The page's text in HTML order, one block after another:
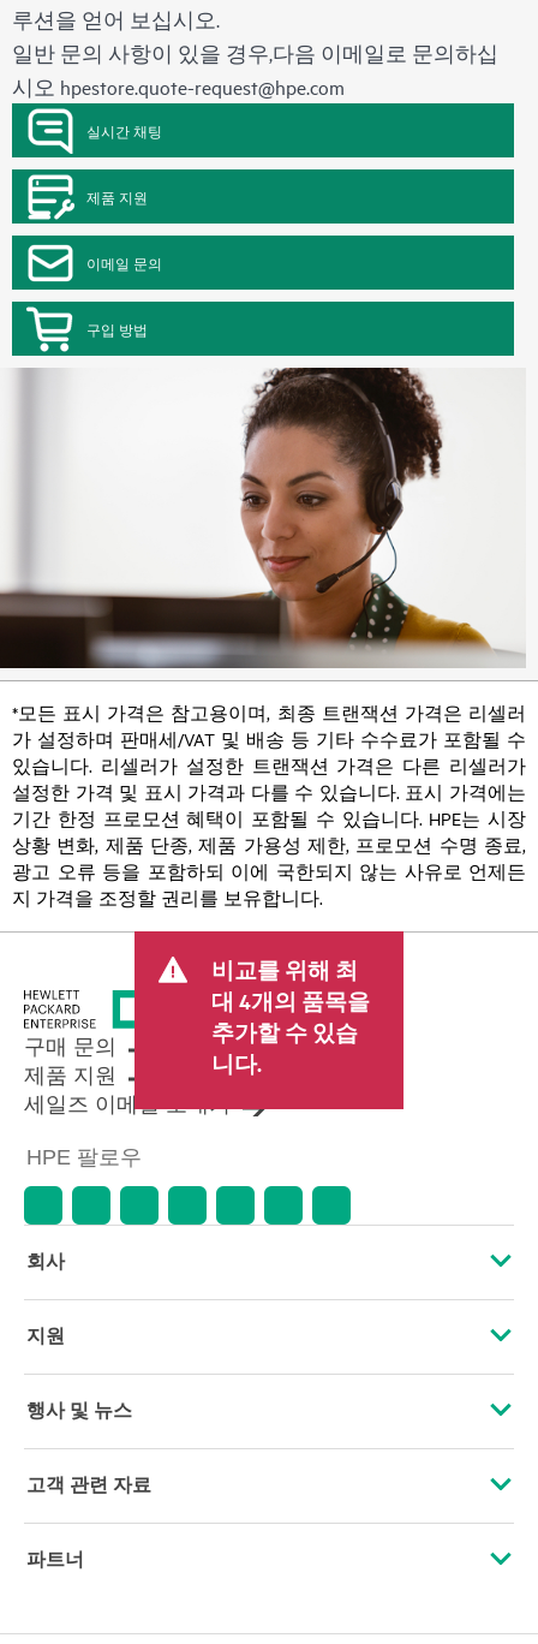
루션을 얻어 보십시오.
일반 문의 사항이 있을 경우,다음 이메일로 문의하십
시오 hpestore.quote-request@hpe.com
실시간 채팅
제품 지원
이메일 문의
구입 방법
*모든 표시 가격은 참고용이며, 최종 트랜잭션 가격은 리셀러
가 설정하며 판매세/VAT 및 배송 등 기타 수수료가 포함될 수
있습니다. 리셀러가 설정한 트랜잭션 가격은 다른 리셀러가
설정한 가격 및 표시 가격과 다를 수 있습니다. 표시 가격에는
기간 한정 프로모션 혜택이 포함될 수 있습니다. HPE는 시장
상황 변화, 제품 단종, 제품 가용성 제한, 프로모션 수명 종료,
광고 오류 등을 포함하되 이에 국한되지 않는 사유로 언제든
지 가격을 조정할 권리를 보유합니다.
비교를 위해 최
대 4개의 품목을
추가할 수 있습
니다.
구매 문의
제품 지원
세일즈 이메일 보내기
HPE 팔로우
회사
HPE 소개
기업의 책임
HPE Labs
지원
운영 지원 서비스
소프트웨어 및 드라이버
보증 확인
행사 및 뉴스
행사
고객 관련 자료
문의하기
파트너